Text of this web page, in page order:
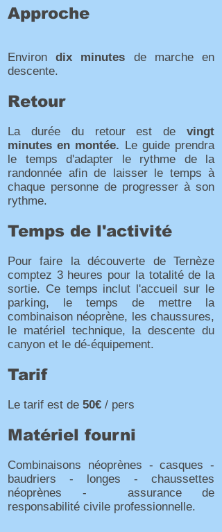
Approche
Environdix minutes de marche en
descente.
Retour
La durée du retour est de vingt
minutes en montée. Le guide prendra
le temps d'adapter le rythme de la
randonnée afin de laisser le temps à
chaque personne de progresser à son
rythme.
Temps de l'activité
Pour faire la découverte de Ternèze
comptez 3 heures pour la totalité de la
sortie. Ce temps inclut l'accueil sur le
parking, le temps de mettre la
combinaison néoprène, les chaussures,
le matériel technique, la descente du
canyon et le dé-équipement.
Tarif
Le tarif est de 50€ / pers
Matériel fourni
Combinaisons néoprènes - casques -
baudriers - longes - chaussettes
néoprènes - assurance de
responsabilité civile professionnelle.